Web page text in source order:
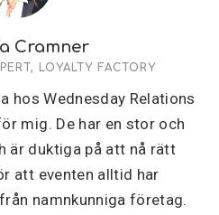
Cramner
LOYALTY FACTORY
hos Wednesday Relations
mig. De har en stor och
är duktiga på att nå rätt
att eventen alltid har
namnkunniga företag.